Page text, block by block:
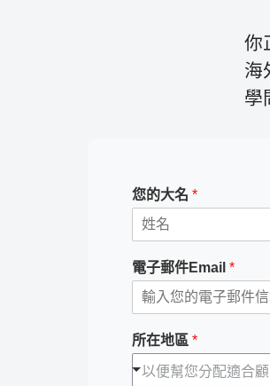
你
海
學
您的大名 *
電子郵件Email *
所在地區 *
以便幫您分配適合顧